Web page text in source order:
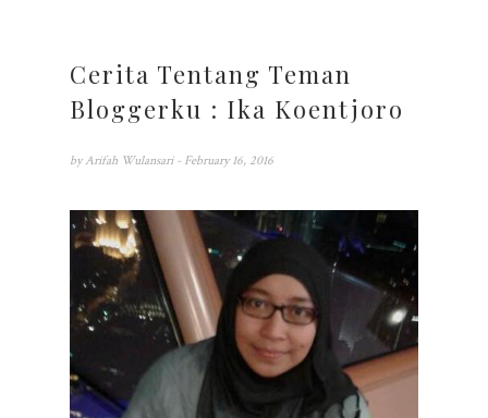
Cerita Tentang Teman
Bloggerku : Ika Koentjoro
by Arifah Wulansari - February 16, 2016